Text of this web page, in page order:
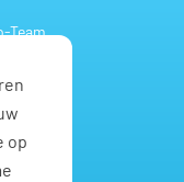
op
Team